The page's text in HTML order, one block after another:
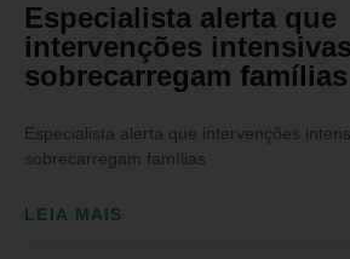
Especialista alerta que
intervenções
sobrecarregam famílias
Especialista alerta que intervenções
sobrecarregam famílias
LEIA MAIS